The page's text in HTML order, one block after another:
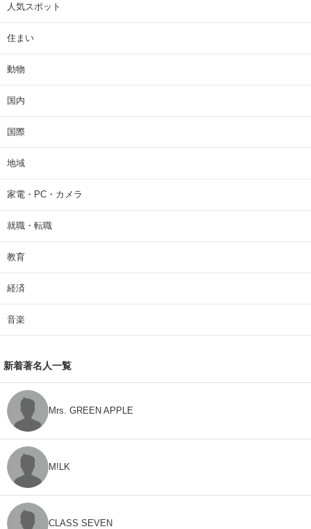
人気スポット
住まい
動物
国内
国際
地域
家電・PC・カメラ
就職・転職
教育
経済
音楽
新着著名人一覧
Mrs. GREEN APPLE
M!LK
CLASS SEVEN